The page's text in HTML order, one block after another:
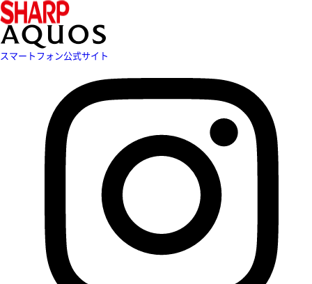
スマートフォン公式サイト